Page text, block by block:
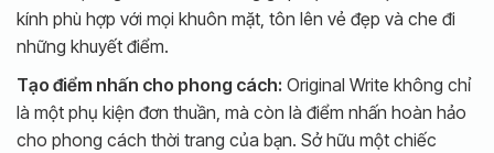
kính phù hợp với mọi khuôn mặt, tôn lên vẻ đẹp và che đi
những khuyết điểm.
Tạo điểm nhấn cho phong cách: Original Write không chỉ
là một phụ kiện đơn thuần, mà còn là điểm nhấn hoàn hảo
cho phong cách thời trang của bạn. Sở hữu một chiếc